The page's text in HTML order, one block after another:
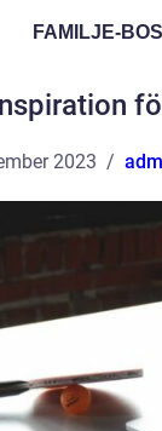
FAMILJE-
2023